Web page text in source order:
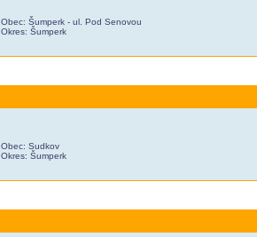
Obec: Šumperk - ul. Pod Senovou
Okres: Šumperk
Obec: Sudkov
Okres: Šumperk